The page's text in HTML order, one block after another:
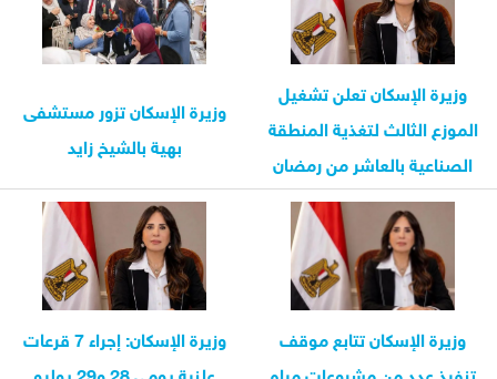
وزيرة الإسكان تعلن تشغيل
الموزع الثالث لتغذية المنطقة
الصناعية بالعاشر من رمضان
وزيرة الإسكان تزور مستشفى
بهية بالشيخ زايد
وزيرة الإسكان تتابع موقف
وزيرة الإسكان: إجراء 7 قرعات